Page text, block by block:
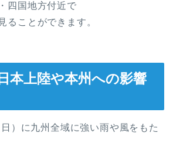
四国地方付近で
ることができます。
本上陸や本州への影響
）に九州全域に強い雨や風をもた